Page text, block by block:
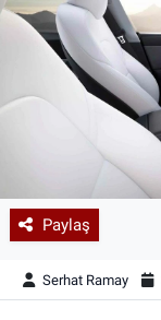
Paylaş
Serhat Ramay